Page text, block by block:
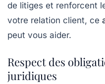
de litiges et renforcent
votre relation client, ce
peut vous aider.
Respect des
juridiques